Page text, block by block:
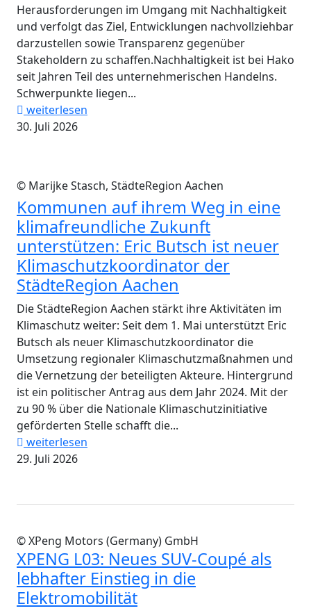
Herausforderungen im Umgang mit Nachhaltigkeit
und verfolgt das Ziel, Entwicklungen nachvollziehbar
darzustellen sowie Transparenz gegenüber
Stakeholdern zu schaffen.Nachhaltigkeit ist bei Hako
seit Jahren Teil des unternehmerischen Handelns.
Schwerpunkte liegen...
weiterlesen
30. Juli 2026
© Marijke Stasch, StädteRegion Aachen
Kommunen auf ihrem Weg in eine
klimafreundliche Zukunft
unterstützen: Eric Butsch ist neuer
Klimaschutzkoordinator der
StädteRegion Aachen
Die StädteRegion Aachen stärkt ihre Aktivitäten im
Klimaschutz weiter: Seit dem 1. Mai unterstützt Eric
Butsch als neuer Klimaschutzkoordinator die
Umsetzung regionaler Klimaschutzmaßnahmen und
die Vernetzung der beteiligten Akteure. Hintergrund
ist ein politischer Antrag aus dem Jahr 2024. Mit der
zu 90 % über die Nationale Klimaschutzinitiative
geförderten Stelle schafft die...
weiterlesen
29. Juli 2026
© XPeng Motors (Germany) GmbH
XPENG L03: Neues SUV-Coupé als
lebhafter Einstieg in die
Elektromobilität